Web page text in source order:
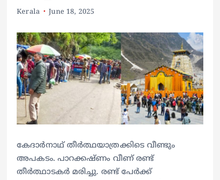
Kerala June 18, 2025
കേദാർനാഥ് തീർത്ഥയാത്രക്കിടെ വീണ്ടും
അപകടം. പാറക്കഷ്ണം വീണ് രണ്ട്
തീർത്ഥാടകർ മരിച്ചു. രണ്ട് പേർക്ക്